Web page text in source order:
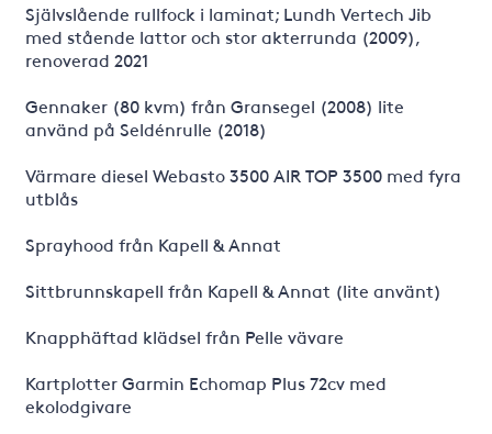
Självslående rullfock i laminat; Lundh Vertech Jib
med stående lattor och stor akterrunda (2009),
renoverad 2021
Gennaker (80 kvm) från Gransegel (2008) lite
använd på Seldénrulle (2018)
Värmare diesel Webasto 3500 AIR TOP 3500 med fyra
utblås
Sprayhood från Kapell & Annat
Sittbrunnskapell från Kapell & Annat (lite använt)
Knapphäftad klädsel från Pelle vävare
Kartplotter Garmin Echomap Plus 72cv med
ekolodgivare